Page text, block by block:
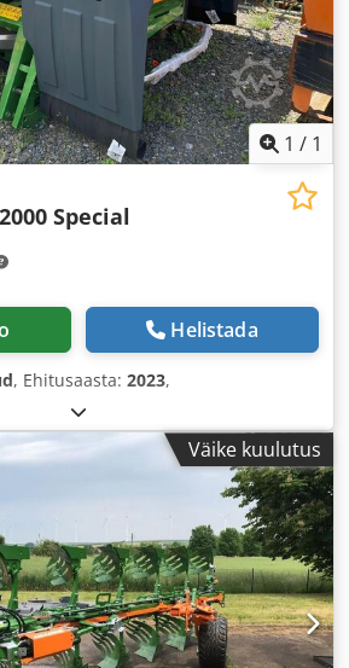
1 / 1
Special
Helistada
, Ehitusaasta: 2023,
Väike kuulutus